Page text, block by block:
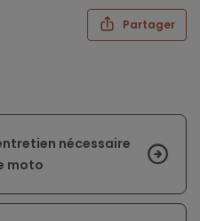
Partager
nécessaire
moto